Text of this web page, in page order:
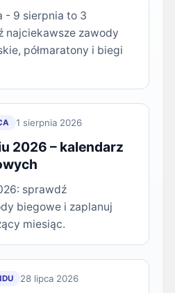
- 9 sierpnia to 3
najciekawsze zawody
półmaratony i biegi
1 sierpnia 2026
2026 – kalendarz
sprawdź
biegowe i zaplanuj
miesiąc.
28 lipca 2026